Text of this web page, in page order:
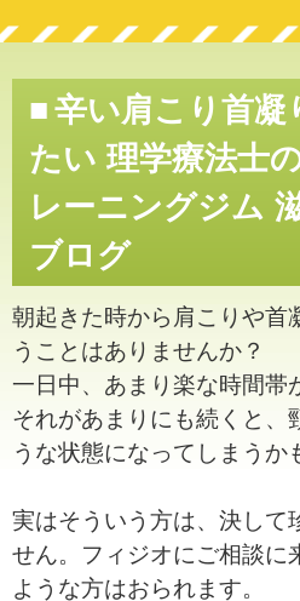
辛い肩こり首凝
たい 理学療法士
レーニングジム
ブログ
朝起きた時から肩こりや
うことはありませんか？
一日中、あまり楽な時間帯
それがあまりにも続くと、
うな状態になってしまうか
実はそういう方は、決して
せん。フィジオにご相談に
ような方はおられます。